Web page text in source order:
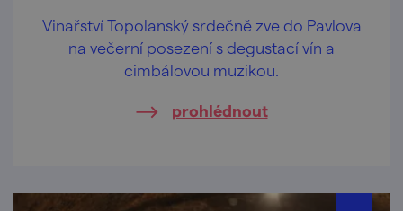
Vinařství Topolanský srdečně zve do Pavlova
na večerní posezení s degustací vín a
cimbálovou muzikou.
prohlédnout